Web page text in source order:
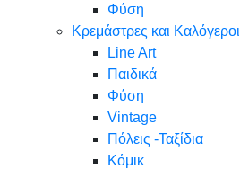
Φύση
Κρεμάστρες και Καλόγεροι
Line Art
Παιδικά
Φύση
Vintage
Πόλεις -Ταξίδια
Κόμικ